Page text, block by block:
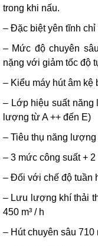
trong khi nấu.
– Đặc biệt yên tĩnh chỉ
– Mức độ chuyên
nặng với giảm tốc độ
– Kiểu máy hút âm kệ
– Lớp hiệu suất năng
lượng từ A ++ đến E)
– Tiêu thụ năng lượng
– 3 mức công suất +
– Đối với chế độ tuần
– Lưu lượng khí thải
450 m³ / h
– Hút chuyên sâu 710